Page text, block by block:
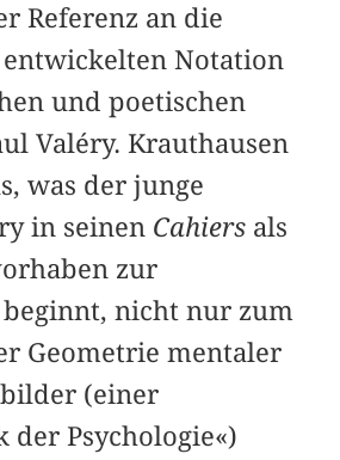
Referenz an die
Notation
und poetischen
Valéry. Krauthausen
was der junge
in seinen Cahiers als
zur
nicht nur zum
Geometrie mentaler
(einer
der Psychologie«)